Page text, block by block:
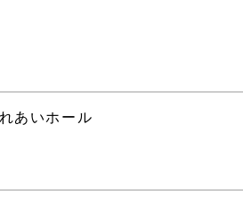
あいホール